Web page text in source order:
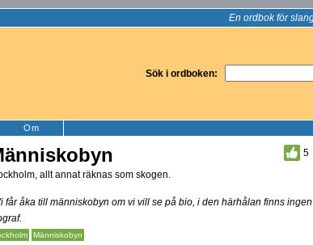
En ordbok för
Sök i ordboken:
Om
5
allt annat räknas som skogen.
får åka till människobyn om vi vill se på bio, i den härhålan finns ingen
Människobyn